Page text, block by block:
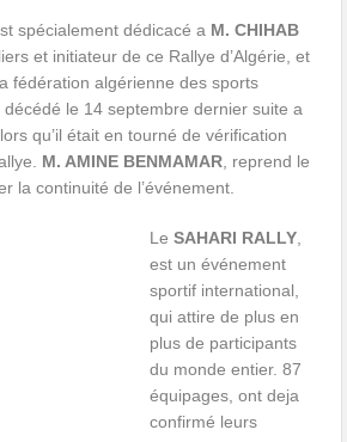
spécialement dédicacé a M. CHIHAB
et initiateur de ce Rallye d’Algérie, et
fédération algérienne des sports
décédé le 14 septembre dernier suite a
qu’il était en tourné de vérification
M. AMINE BENMAMAR, reprend le
la continuité de l’événement.
LeSAHARI RALLY,
est un événement
sportif international,
qui attire de plus en
plus de participants
du monde entier. 87
équipages, ont deja
confirmé leurs